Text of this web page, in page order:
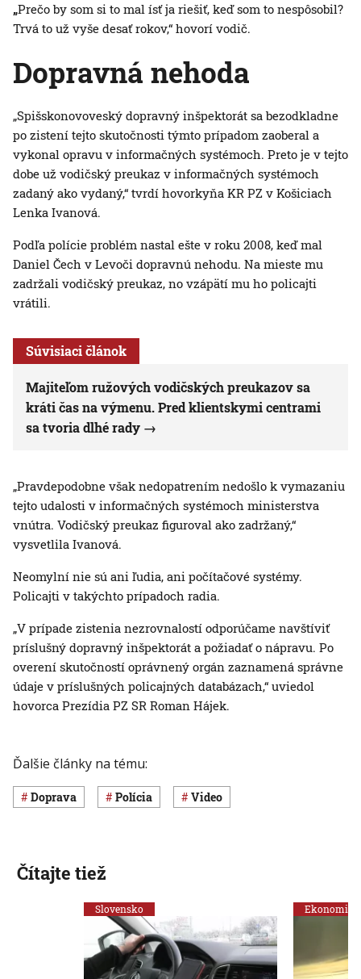
„Prečo by som si to mal ísť ja riešiť, keď som to nespôsobil?
Trvá to už vyše desať rokov,“ hovorí vodič.
Dopravná nehoda
„Spišskonovoveský dopravný inšpektorát sa bezodkladne
po zistení tejto skutočnosti týmto prípadom zaoberal a
vykonal opravu v informačných systémoch. Preto je v tejto
dobe už vodičský preukaz v informačných systémoch
zadaný ako vydaný,“ tvrdí hovorkyňa KR PZ v Košiciach
Lenka Ivanová.
Podľa polície problém nastal ešte v roku 2008, keď mal
Daniel Čech v Levoči dopravnú nehodu. Na mieste mu
zadržali vodičský preukaz, no vzápätí mu ho policajti
vrátili.
Súvisiaci článok
Majiteľom ružových vodičských preukazov sa
kráti čas na výmenu. Pred klientskymi centrami
sa tvoria dlhé rady
„Pravdepodobne však nedopatrením nedošlo k vymazaniu
tejto udalosti v informačných systémoch ministerstva
vnútra. Vodičský preukaz figuroval ako zadržaný,“
vysvetlila Ivanová.
Neomylní nie sú ani ľudia, ani počítačové systémy.
Policajti v takýchto prípadoch radia.
„V prípade zistenia nezrovnalostí odporúčame navštíviť
príslušný dopravný inšpektorát a požiadať o nápravu. Po
overení skutočností oprávnený orgán zaznamená správne
údaje v príslušných policajných databázach,“ uviedol
hovorca Prezídia PZ SR Roman Hájek.
Ďalšie články na tému:
Doprava polícia Video
Čítajte tiež
Slovensko Ekonomika